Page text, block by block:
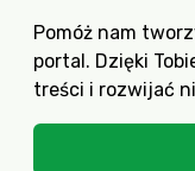
Pomóż nam
portal. Dzięki
treści i rozwijać